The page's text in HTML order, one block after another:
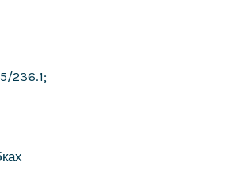
236.1;